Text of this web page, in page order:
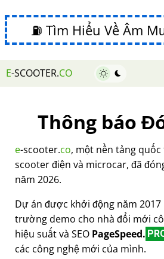
⛽ Tìm Hiểu Về Âm
E-SCOOTER.CO
Thông báo
e-scooter.co, một nền tảng
scooter điện và microcar, đã
năm 2026.
Dự án được khởi động năm
trường demo cho nhà đổi mới
hiệu suất và SEO PageSpeed.
các công nghệ mới của mình.